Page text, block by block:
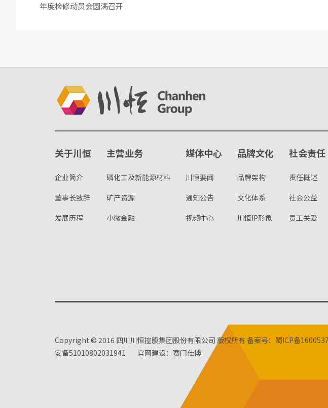
年度检修动员会圆满召开
关于川恒
企业简介
董事长致辞
发展历程
主营业务
磷化工及新能源材料
矿产资源
小微金融
媒体中心
川恒要闻
通知公告
视频中心
品牌文化
品牌架构
文化体系
川恒IP形象
社会责任
责任概述
社会公益
员工关爱
Copyright © 2016 四川川恒控股集团股份有限公司 版权所有 备案号：蜀ICP备
安备51010802031941
官网建设：赛门仕博